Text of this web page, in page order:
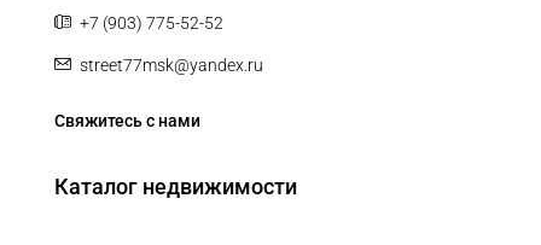
+7 (903) 775-52-52
street77msk@yandex.ru
Свяжитесь с нами
Каталог недвижимости